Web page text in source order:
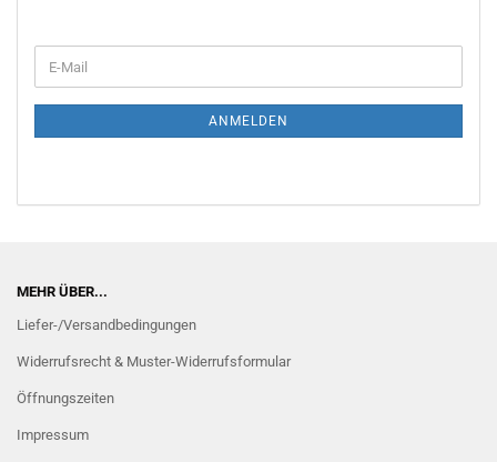
ZUR
E-
Mail
ANMELDEN
MEHR ÜBER...
Liefer-/Versandbedingungen
Widerrufsrecht & Muster-Widerrufsformular
Öffnungszeiten
Impressum